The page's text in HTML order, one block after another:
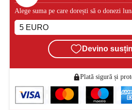
Alege suma pe care dorești să o donezi
Devino
Plată sigură și